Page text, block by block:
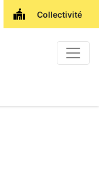
Collectivité